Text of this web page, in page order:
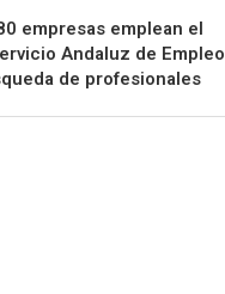
empresas emplean el
Andaluz de Empleo
de profesionales